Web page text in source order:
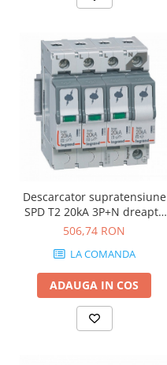
Descarcator supratensiune
SPD T2 20kA 3P+N dreapta
Legrand 412227
506,74 RON
LA COMANDA
ADAUGA IN COS